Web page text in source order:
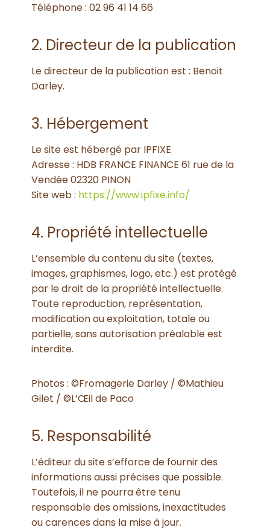
Téléphone : 02 96 41 14 66
2. Directeur de la publication
Le directeur de la publication est : Benoit
Darley.
3. Hébergement
Le site est hébergé par IPFIXE
Adresse : HDB FRANCE FINANCE 61 rue de la
Vendée 02320 PINON
Site web : https://www.ipfixe.info/
4. Propriété intellectuelle
L’ensemble du contenu du site (textes,
images, graphismes, logo, etc.) est protégé
par le droit de la propriété intellectuelle.
Toute reproduction, représentation,
modification ou exploitation, totale ou
partielle, sans autorisation préalable est
interdite.
Photos : ©Fromagerie Darley / ©Mathieu
Gilet / ©L’Œil de Paco
5. Responsabilité
L’éditeur du site s’efforce de fournir des
informations aussi précises que possible.
Toutefois, il ne pourra être tenu
responsable des omissions, inexactitudes
ou carences dans la mise à jour.